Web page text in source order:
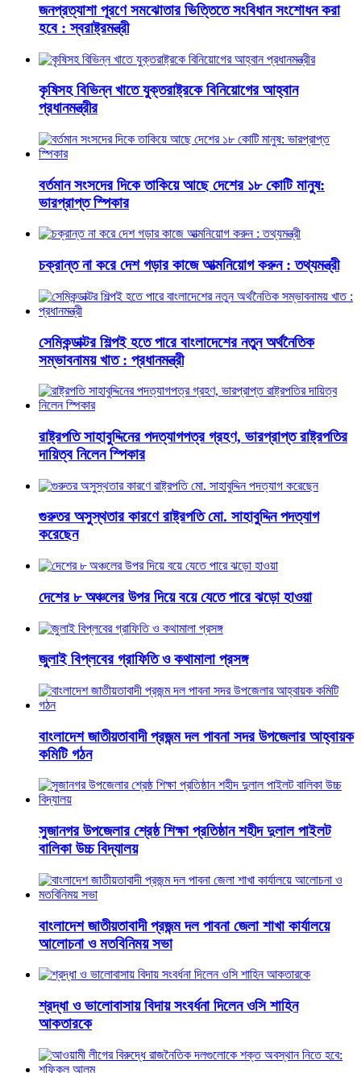
জনপ্রত্যাশা পূরণে সমঝোতার ভিত্তিতে সংবিধান সংশোধন করা
হবে : স্বরাষ্ট্রমন্ত্রী
কৃষিসহ বিভিন্ন খাতে যুক্তরাষ্ট্রকে বিনিয়োগের আহ্বান
প্রধানমন্ত্রীর
বর্তমান সংসদের দিকে তাকিয়ে আছে দেশের ১৮ কোটি মানুষ:
ভারপ্রাপ্ত স্পিকার
চক্রান্ত না করে দেশ গড়ার কাজে আত্মনিয়োগ করুন : তথ্যমন্ত্রী
সেমিকন্ডাক্টর শিল্পই হতে পারে বাংলাদেশের নতুন অর্থনৈতিক
সম্ভাবনাময় খাত : প্রধানমন্ত্রী
রাষ্ট্রপতি সাহাবুদ্দিনের পদত্যাগপত্র গ্রহণ, ভারপ্রাপ্ত রাষ্ট্রপতির
দায়িত্ব নিলেন স্পিকার
গুরুতর অসুস্থতার কারণে রাষ্ট্রপতি মো. সাহাবুদ্দিন পদত্যাগ
করেছেন
দেশের ৮ অঞ্চলের উপর দিয়ে বয়ে যেতে পারে ঝড়ো হাওয়া
জুলাই বিপ্লবের গ্রাফিতি ও কথামালা প্রসঙ্গ
বাংলাদেশ জাতীয়তাবাদী প্রজন্ম দল পাবনা সদর উপজেলার আহ্বায়ক
কমিটি গঠন
সুজানগর উপজেলার শ্রেষ্ঠ শিক্ষা প্রতিষ্ঠান শহীদ দুলাল পাইলট
বালিকা উচ্চ বিদ্যালয়
বাংলাদেশ জাতীয়তাবাদী প্রজন্ম দল পাবনা জেলা শাখা কার্যালয়ে
আলোচনা ও মতবিনিময় সভা
শ্রদ্ধা ও ভালোবাসায় বিদায় সংবর্ধনা দিলেন ওসি শাহিন
আকতারকে